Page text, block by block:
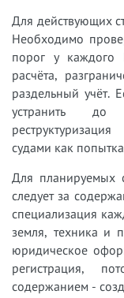
Для действующих
Необходимо
порог у каждого
расчёта,
раздельный учёт.
устранить до
судами как
Для планируемых
следует за
специализация
земля, техника и
юридическое
регистрация,
содержанием -